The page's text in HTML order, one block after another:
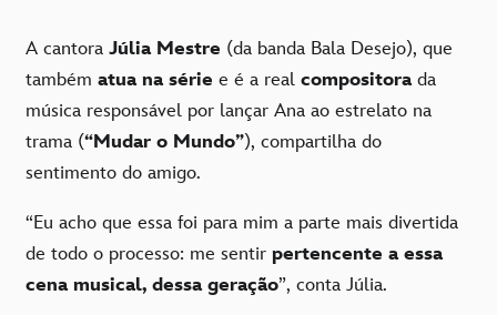
A cantora Júlia Mestre (da banda Bala Desejo), que
também atua na série e é a real compositorada
música responsável por lançar Ana ao estrelato na
trama (“Mudar o Mundo”), compartilha do
sentimento do amigo.
“Eu acho que essa foi para mim a parte mais divertida
de todo o processo: me sentir pertencente a essa
cena musical, dessa geração”, conta Júlia.